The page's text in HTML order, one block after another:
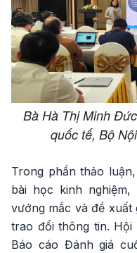
Bà Hà Thị Minh
quốc tế, Bộ
Trong phần thảo
bài học kinh
vướng mắc và đề xuất
trao đổi thông tin.
Báo cáo Đánh giá